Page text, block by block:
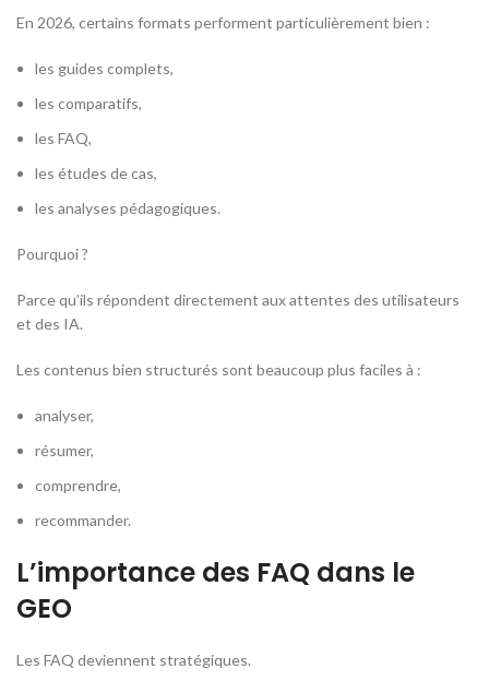
En 2026, certains formats performent particulièrement bien :
les guides complets,
les comparatifs,
les FAQ,
les études de cas,
les analyses pédagogiques.
Pourquoi ?
Parce qu’ils répondent directement aux attentes des utilisateurs
et des IA.
Les contenus bien structurés sont beaucoup plus faciles à :
analyser,
résumer,
comprendre,
recommander.
L’importance des FAQ dans le
GEO
Les FAQ deviennent stratégiques.